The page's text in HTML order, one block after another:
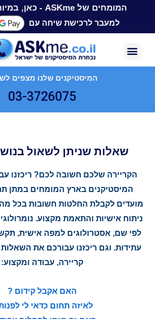
המומחים של ASKme - כאן, במיוחד בשבילך
למעבר לרכישת שיחה עם
המיסטיקנים שלנו מצפים
03-3726075
שאלות שניתן לשאול
הקריירה שלכם חשובה לכם? ריכזנו
המיסטיקנים בארץ המומחים במתן
מועדים לקבלת החלטות חשובות בכל
ניתוח אישיות והתאמת מקצוע.
לפי שם, אסטרולוגים למפה אישית,
עתידות. וגם ריכזנו עבורכם את
קריירה, עבודה ומקצוע:
האם אקבל קידום ?
לאיזה תחום כדאי לי